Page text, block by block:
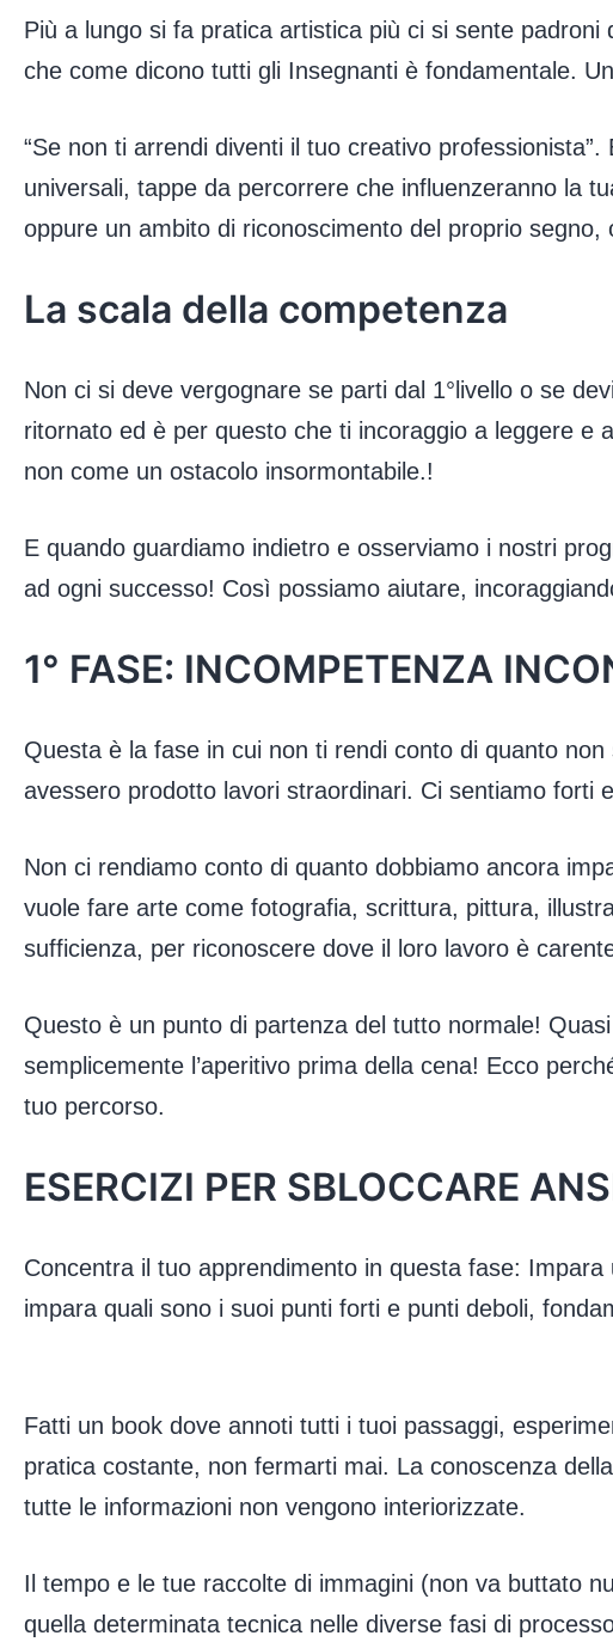
Più a lungo si fa pratica artistica più ci si sente
che come dicono tutti gli Insegnanti è fondamentale.
“Se non ti arrendi diventi il tuo creativo
universali, tappe da percorrere che influenzeranno la
oppure un ambito di riconoscimento del proprio
La scala della competenza
Non ci si deve vergognare se parti dal 1°livello o se
ritornato ed è per questo che ti incoraggio a leggere e
non come un ostacolo insormontabile.!
E quando guardiamo indietro e osserviamo i nostri
ad ogni successo! Così possiamo aiutare,
1° FASE: INCOMPETENZA
Questa è la fase in cui non ti rendi conto di quanto
avessero prodotto lavori straordinari. Ci sentiamo forti
Non ci rendiamo conto di quanto dobbiamo ancora
vuole fare arte come fotografia, scrittura, pittura,
sufficienza, per riconoscere dove il loro lavoro è
Questo è un punto di partenza del tutto normale!
semplicemente l’aperitivo prima della cena! Ecco
tuo percorso.
ESERCIZI PER SBLOCCARE
Concentra il tuo apprendimento in questa fase:
impara quali sono i suoi punti forti e punti deboli,
Fatti un book dove annoti tutti i tuoi passaggi,
pratica costante, non fermarti mai. La conoscenza
tutte le informazioni non vengono interiorizzate.
Il tempo e le tue raccolte di immagini (non va buttato
quella determinata tecnica nelle diverse fasi di